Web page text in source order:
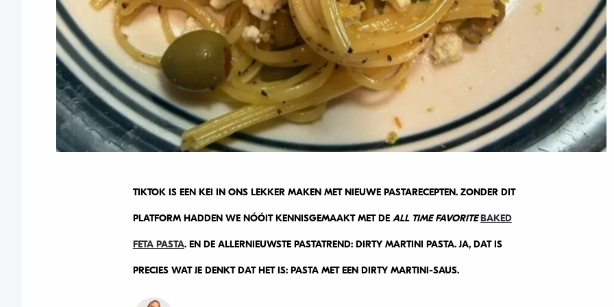
TIKTOK IS EEN KEI IN ONS LEKKER MAKEN MET NIEUWE PASTARECEPTEN. ZONDER DIT
PLATFORM HADDEN WE NÓÓIT KENNISGEMAAKT MET DE ALL TIME FAVORITEBAKED
FETA PASTA. EN DE ALLERNIEUWSTE PASTATREND: DIRTY MARTINI PASTA. JA, DAT IS
PRECIES WAT JE DENKT DAT HET IS: PASTA MET EEN DIRTY MARTINI-SAUS.